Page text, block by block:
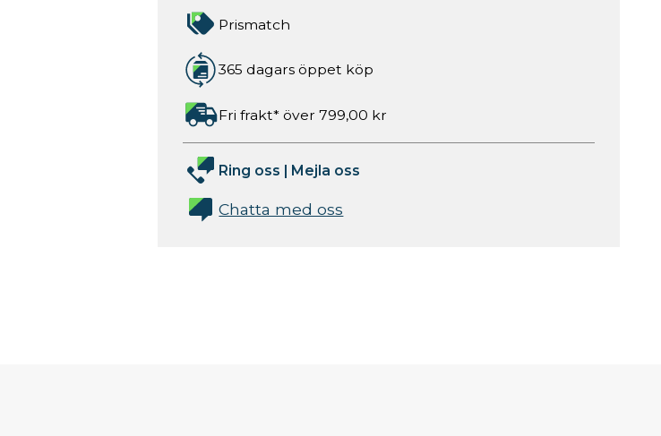
Prismatch
365 dagars öppet köp
Fri frakt* över 799,00 kr
Ring oss | Mejla oss
Chatta med oss